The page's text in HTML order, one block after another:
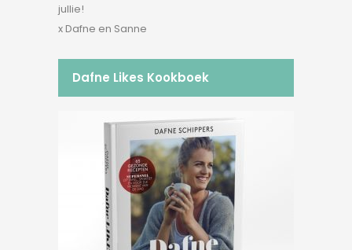
jullie!
x Dafne en Sanne
Dafne Likes Kookboek